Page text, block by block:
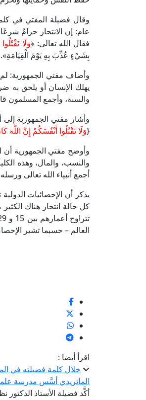
عام: إن الانتحار حرامٌ
فقال الله تعالى: ﴿وَلَا
بِشَيْءٍ عُذِّبَ بِهِ يَوْمَ الْقِيَامَةِ».
وأضاف مفتي الجمهورية:
يهلك الإنسان أو يلحق به
والسنة، وأجمع المسلمون
وأشار مفتي الجمهورية
{وَلَا تَقْتُلُوا أَنْفُسَكُمْ إِنَّ اللَّهَ
وأوضح مفتي الجمهورية أن
والنسب، والمال، وهذه
أجمع أنبياء الله تعالى
كل حالة انتحار هناك
العالم – حسبما تشير
اقرأ أيضا :
خلال كلمة فضيلته في
الماتريدي أسَّس مدرسة
أكَّد فضيلة الأستاذ الدكتور